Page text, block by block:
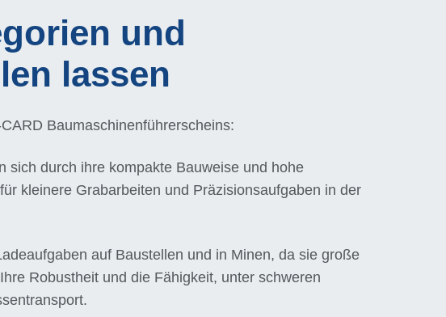
und
lassen
Baumaschinenführerscheins:
sich durch ihre kompakte Bauweise und hohe
kleinere Grabarbeiten und Präzisionsaufgaben in der
auf Baustellen und in Minen, da sie große
Robustheit und die Fähigkeit, unter schweren